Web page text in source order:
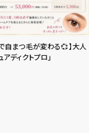
自まつ毛が変わる💞】大人
アディクトプロ」